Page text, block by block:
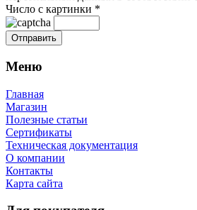
Число с картинки *
Меню
Главная
Магазин
Полезные статьи
Сертификаты
Техническая документация
О компании
Контакты
Карта сайта